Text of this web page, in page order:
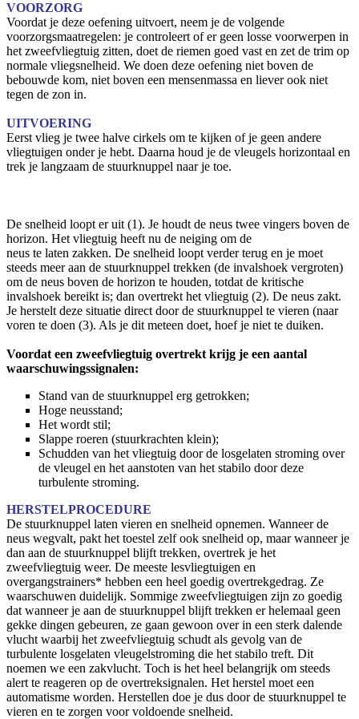
VOORZORG
Voordat je deze oefening uitvoert, neem je de volgende
voorzorgsmaatregelen: je controleert of er geen losse voorwerpen in
het zweefvliegtuig zitten, doet de riemen goed vast en zet de trim op
normale vliegsnelheid. We doen deze oefening niet boven de
bebouwde kom, niet boven een mensenmassa en liever ook niet
tegen de zon in.
UITVOERING
Eerst vlieg je twee halve cirkels om te kijken of je geen andere
vliegtuigen onder je hebt. Daarna houd je de vleugels horizontaal en
trek je langzaam de stuurknuppel naar je toe.
De snelheid loopt er uit (1). Je houdt de neus twee vingers boven de
horizon. Het vliegtuig heeft nu de neiging om de
neus te laten zakken. De snelheid loopt verder terug en je moet
steeds meer aan de stuurknuppel trekken (de invalshoek vergroten)
om de neus boven de horizon te houden, totdat de kritische
invalshoek bereikt is; dan overtrekt het vliegtuig (2). De neus zakt.
Je herstelt deze situatie direct door de stuurknuppel te vieren (naar
voren te doen (3). Als je dit meteen doet, hoef je niet te duiken.
Voordat een zweefvliegtuig overtrekt krijg je een aantal
waarschuwingssignalen:
Stand van de stuurknuppel erg getrokken;
Hoge neusstand;
Het wordt stil;
Slappe roeren (stuurkrachten klein);
Schudden van het vliegtuig door de losgelaten stroming over
de vleugel en het aanstoten van het stabilo door deze
turbulente stroming.
HERSTELPROCEDURE
De stuurknuppel laten vieren en snelheid opnemen. Wanneer de
neus wegvalt, pakt het toestel zelf ook snelheid op, maar wanneer je
dan aan de stuurknuppel blijft trekken, overtrek je het
zweefvliegtuig weer. De meeste lesvliegtuigen en
overgangstrainers* hebben een heel goedig overtrekgedrag. Ze
waarschuwen duidelijk. Sommige zweefvliegtuigen zijn zo goedig
dat wanneer je aan de stuurknuppel blijft trekken er helemaal geen
gekke dingen gebeuren, ze gaan gewoon over in een sterk dalende
vlucht waarbij het zweefvliegtuig schudt als gevolg van de
turbulente losgelaten vleugelstroming die het stabilo treft. Dit
noemen we een zakvlucht. Toch is het heel belangrijk om steeds
alert te reageren op de overtreksignalen. Het herstel moet een
automatisme worden. Herstellen doe je dus door de stuurknuppel te
vieren en te zorgen voor voldoende snelheid.